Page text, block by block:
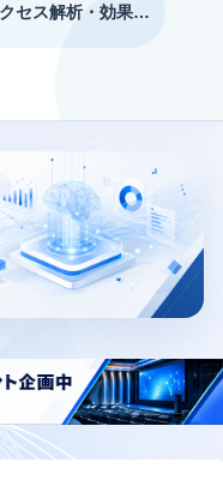
アクセス解析・効果測定